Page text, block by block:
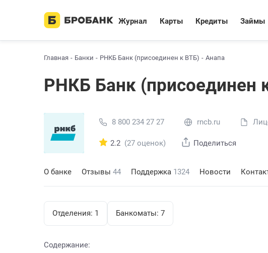
Журнал Карты Кредиты Займы
Главная Банки РНКБ Банк (присоединен к ВТБ) Анапа
РНКБ Банк (присоединен
8 800 234 27 27 rncb.ru
2.2 (27 оценок) Поделиться
О банке Отзывы 44 Поддержка 1324 Новости
Отделения: 1 Банкоматы: 7
Содержание: